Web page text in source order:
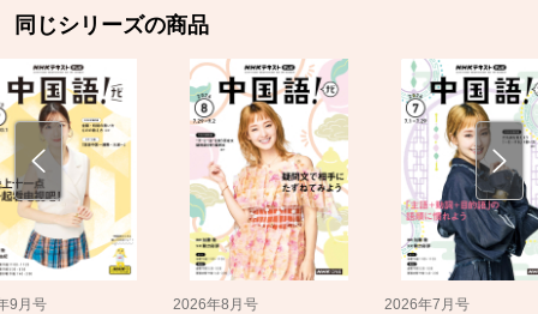
同じシリーズの商品
9月号 2026年8月号 2026年7月号